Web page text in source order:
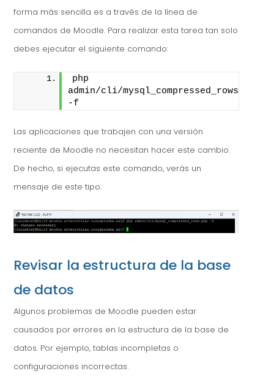
forma más sencilla es a través de la línea de
comandos de Moodle. Para realizar esta tarea tan solo
debes ejecutar el siguiente comando:
php
admin/cli/mysql_compressed_rows.
-f
Las aplicaciones que trabajen con una versión
reciente de Moodle no necesitan hacer este cambio.
De hecho, si ejecutas este comando, verás un
mensaje de este tipo:
Revisar la estructura de la base
de datos
Algunos problemas de Moodle pueden estar
causados por errores en la estructura de la base de
datos. Por ejemplo, tablas incompletas o
configuraciones incorrectas.